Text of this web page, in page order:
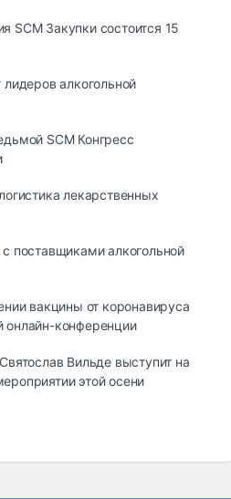
и ВЭД
Дзен
SCM Закупки состоится 15
алкогольной
SCM Конгресс
лекарственных
с поставщиками алкогольной
вакцины от коронавируса
онлайн-конференции
Вильде выступит на
этой осени